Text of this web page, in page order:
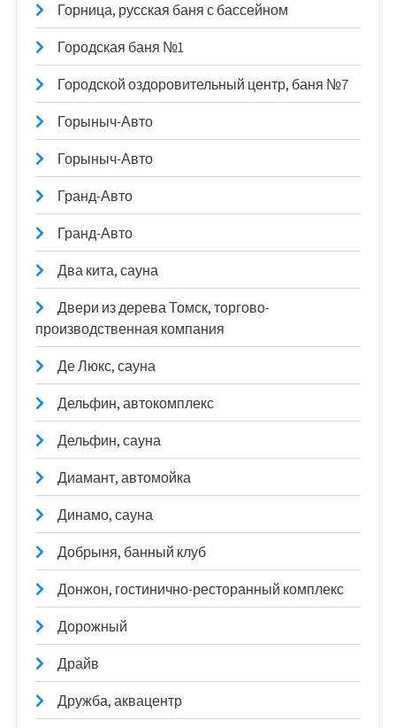
Горница, русская баня с бассейном
Городская баня №1
Городской оздоровительный центр, баня №7
Горыныч-Авто
Горыныч-Авто
Гранд-Авто
Гранд-Авто
Два кита, сауна
Двери из дерева Томск, торгово-
производственная компания
Де Люкс, сауна
Дельфин, автокомплекс
Дельфин, сауна
Диамант, автомойка
Динамо, сауна
Добрыня, банный клуб
Донжон, гостинично-ресторанный комплекс
Дорожный
Драйв
Дружба, аквацентр